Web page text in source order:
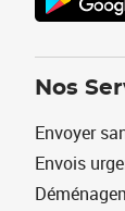
Nos
Envoyer
Envois